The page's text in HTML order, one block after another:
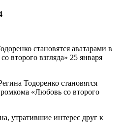
становятся аватарами в
второго взгляда» 25 января
утратившие интерес друг к